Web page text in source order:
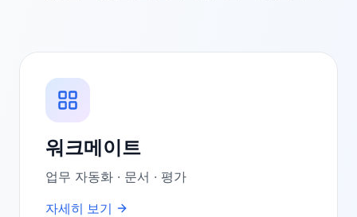
워크메이트
업무 자동화 · 문서 · 평가
자세히 보기